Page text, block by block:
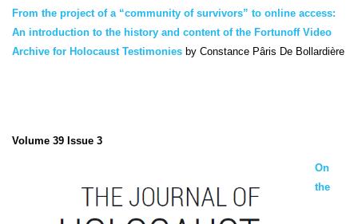
From the project of a “community of survivors” to online access:
An introduction to the history and content of the Fortunoff Video
Archive for Holocaust Testimonies by Constance Pâris De Bollardière
Volume 39 Issue 3
On
the